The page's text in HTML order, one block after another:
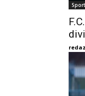
Sport